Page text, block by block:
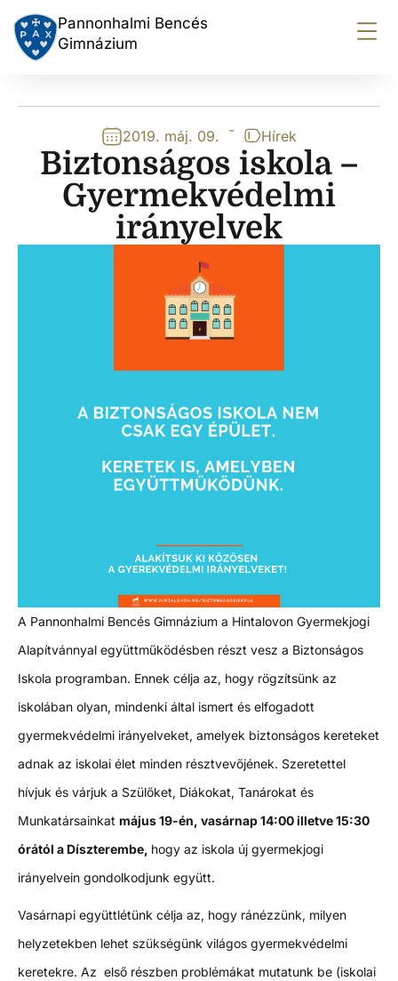
Pannonhalmi Bencés
Gimnázium
2019. máj. 09. - Hírek
Biztonságos iskola –
Gyermekvédelmi
irányelvek
A Pannonhalmi Bencés Gimnázium a Hintalovon Gyermekjogi
Alapítvánnyal együttműködésben részt vesz a Biztonságos
Iskola programban. Ennek célja az, hogy rögzítsünk az
iskolában olyan, mindenki által ismert és elfogadott
gyermekvédelmi irányelveket, amelyek biztonságos kereteket
adnak az iskolai élet minden résztvevőjének. Szeretettel
hívjuk és várjuk a Szülőket, Diákokat, Tanárokat és
Munkatársainkat május 19-én, vasárnap 14:00 illetve 15:30
órától a Díszterembe, hogy az iskola új gyermekjogi
irányelvein gondolkodjunk együtt.
Vasárnapi együttlétünk célja az, hogy ránézzünk, milyen
helyzetekben lehet szükségünk világos gyermekvédelmi
keretekre. Az első részben problémákat mutatunk be (iskolai